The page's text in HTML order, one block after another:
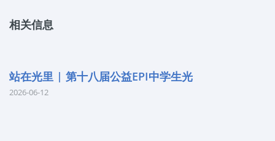
相关信息
站在光里 | 第十八届公益EPI中学生光
2026-06-12